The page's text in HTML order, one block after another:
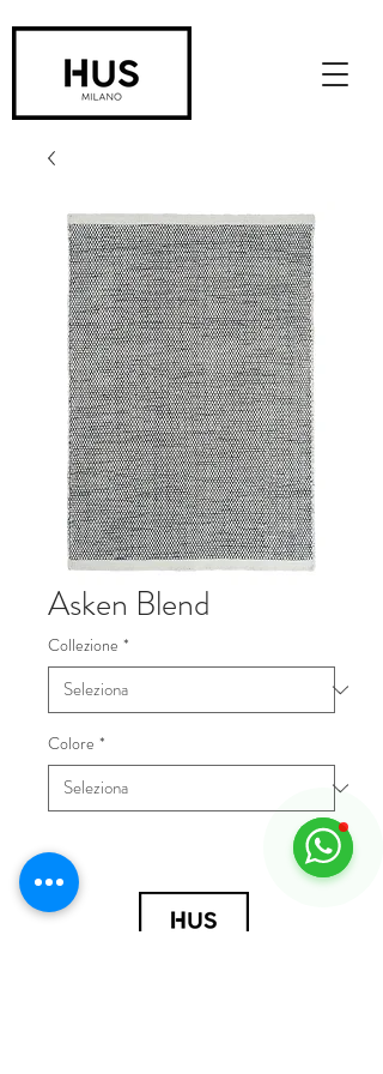
Asken Blend
Collezione *
Colore *